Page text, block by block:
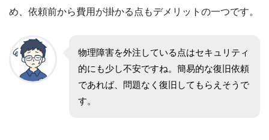
め、依頼前から費用が掛かる点もデメリットの一つです。
物理障害を外注している点はセキュリティ
的にも少し不安ですね。簡易的な復旧依頼
であれば、問題なく復旧してもらえそうで
す。